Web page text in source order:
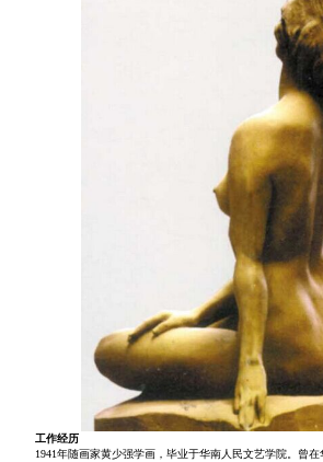
工作经历
1941年随画家黄少强学画，毕业于华南人民文艺学院。曾在